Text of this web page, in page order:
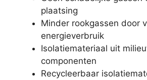
plaatsing
Minder rookgassen door
energieverbruik
Isolatiemateriaal uit
componenten
Recycleerbaar